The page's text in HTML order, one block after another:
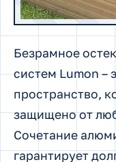
Безрамное
систем Lumon –
пространство,
защищено от
Сочетание
гарантирует